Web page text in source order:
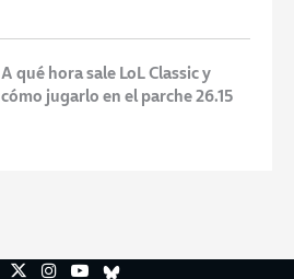
A qué hora sale LoL Classic y
cómo jugarlo en el parche 26.15